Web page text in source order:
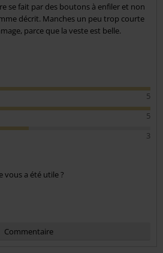
se fait par des boutons à enfiler et non
décrit. Manches un peu trop courte
parce que la veste est belle.
5
5
3
vous a été utile ?
Commentaire